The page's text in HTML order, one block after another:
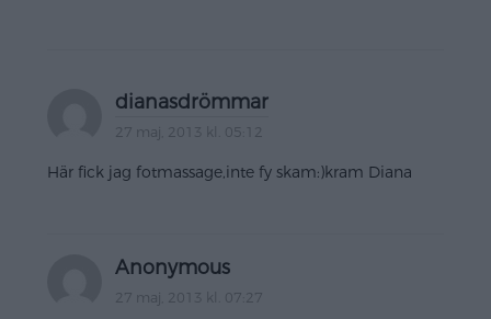
dianasdrömmar
27 maj, 2013 kl. 05:12
Här fick jag fotmassage,inte fy skam:)kram Diana
Anonymous
27 maj, 2013 kl. 07:27